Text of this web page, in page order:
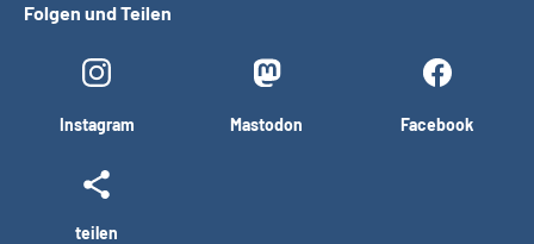
Folgen und Teilen
Instagram Mastodon Facebook
teilen